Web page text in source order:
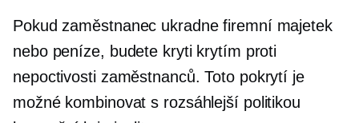
Pokud zaměstnanec ukradne firemní majetek
nebo peníze, budete kryti krytím proti
nepoctivosti zaměstnanců. Toto pokrytí je
možné kombinovat s rozsáhlejší politikou